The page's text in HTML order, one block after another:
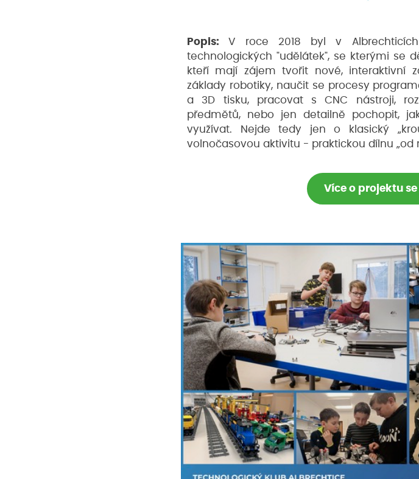
Popis:V roce 2018 byl v
technologických "udělátek", se kterými se
kteří mají zájem tvořit nové, interaktivní
základy robotiky, naučit se procesy
a 3D tisku, pracovat s CNC nástroji,
předmětů, nebo jen detailně pochopit,
využívat. Nejde tedy jen o klasický
volnočasovou aktivitu - praktickou dílnu „od
Více o projektu